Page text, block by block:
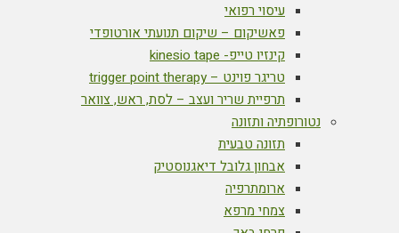
עיסוי רפואי
פאשיקום – שיקום תנועתי אורטופדי
קינזיו טייפ- kinesio tape
טריגר פוינט – trigger point therapy
תרפיית שריר ועצב – לסת, ראש, צוואר
נטורופתיה ותזונה
תזונה טבעית
אבחון גלובל דיאגנוסטיק
ארומתרפיה
צמחי מרפא